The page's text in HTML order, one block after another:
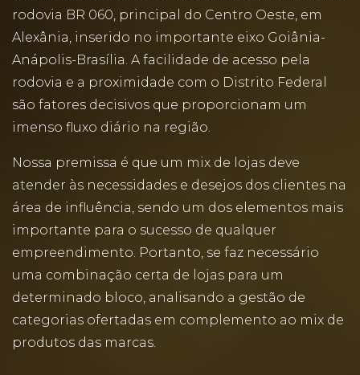
rodovia BR 060, principal do Centro Oeste, em
Alexânia, inserido no importante eixo Goiânia-
Anápolis-Brasília. A facilidade de acesso pela
rodovia e a proximidade com o Distrito Federal
são fatores decisivos que proporcionam um
imenso fluxo diário na região.
Nossa premissa é que um mix de lojas deve
atender às necessidades e desejos dos clientes na
área de influência, sendo um dos elementos mais
importante para o sucesso de qualquer
empreendimento. Portanto, se faz necessário
uma combinação certa de lojas para um
determinado bloco, analisando a gestão de
categorias ofertadas em complemento ao mix de
produtos das marcas.